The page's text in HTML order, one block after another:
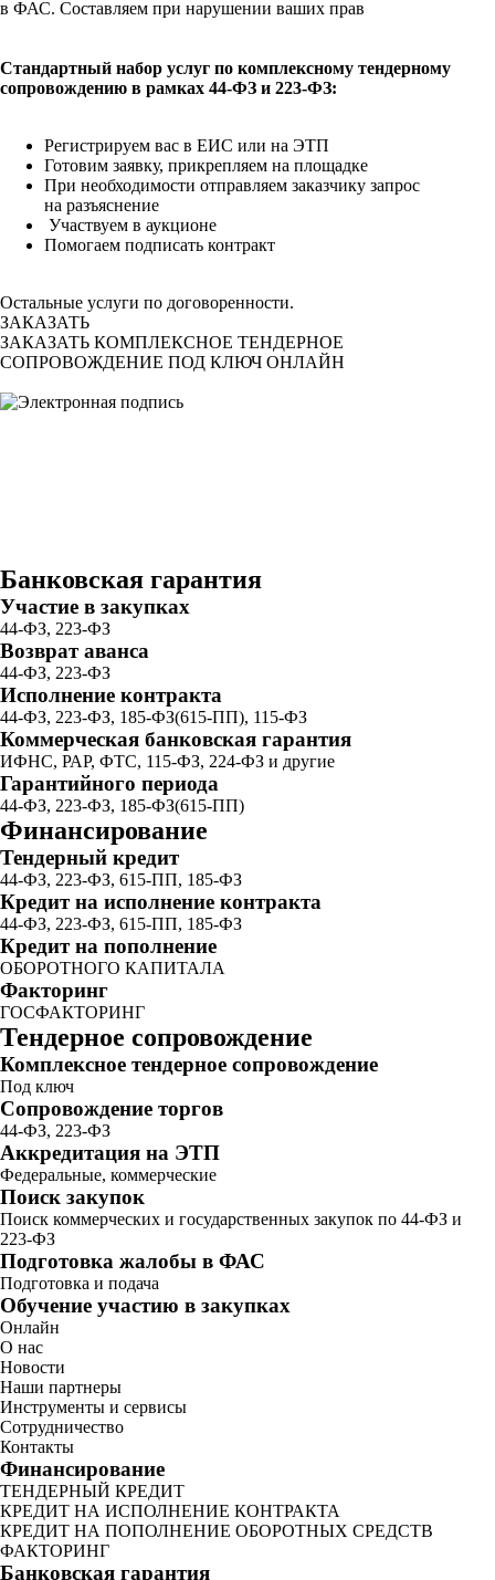
в ФАС. Составляем при нарушении ваших прав
Стандартный набор услуг по комплексному тендерному
сопровождению в рамках 44-ФЗ и 223-ФЗ:
Регистрируем вас в ЕИС или на ЭТП
Готовим заявку, прикрепляем на площадке
При необходимости отправляем заказчику запрос
на разъяснение
Участвуем в аукционе
Помогаем подписать контракт
Остальные услуги по договоренности.
ЗАКАЗАТЬ
ЗАКАЗАТЬ КОМПЛЕКСНОЕ ТЕНДЕРНОЕ
СОПРОВОЖДЕНИЕ ПОД КЛЮЧ ОНЛАЙН
Банковская гарантия
Участие в закупках
44-ФЗ, 223-ФЗ
Возврат аванса
44-ФЗ, 223-ФЗ
Исполнение контракта
44-ФЗ, 223-ФЗ, 185-ФЗ(615-ПП), 115-ФЗ
Коммерческая банковская гарантия
ИФНС, РАР, ФТС, 115-ФЗ, 224-ФЗ и другие
Гарантийного периода
44-ФЗ, 223-ФЗ, 185-ФЗ(615-ПП)
Финансирование
Тендерный кредит
44-ФЗ, 223-ФЗ, 615-ПП, 185-ФЗ
Кредит на исполнение контракта
44-ФЗ, 223-ФЗ, 615-ПП, 185-ФЗ
Кредит на пополнение
ОБОРОТНОГО КАПИТАЛА
Факторинг
ГОСФАКТОРИНГ
Тендерное сопровождение
Комплексное тендерное сопровождение
Под ключ
Сопровождение торгов
44-ФЗ, 223-ФЗ
Аккредитация на ЭТП
Федеральные, коммерческие
Поиск закупок
Поиск коммерческих и государственных закупок по 44-ФЗ и
223-ФЗ
Подготовка жалобы в ФАС
Подготовка и подача
Обучение участию в закупках
Онлайн
О нас
Новости
Наши партнеры
Инструменты и сервисы
Сотрудничество
Контакты
Финансирование
ТЕНДЕРНЫЙ КРЕДИТ
КРЕДИТ НА ИСПОЛНЕНИЕ КОНТРАКТА
КРЕДИТ НА ПОПОЛНЕНИЕ ОБОРОТНЫХ СРЕДСТВ
ФАКТОРИНГ
Банковская гарантия